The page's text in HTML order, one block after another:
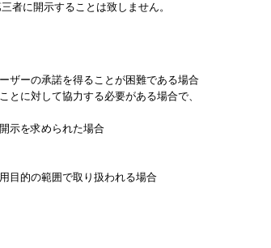
者に開示することは致しません。
ザーの承諾を得ることが困難である場合
とに対して協力する必要がある場合で、
示を求められた場合
目的の範囲で取り扱われる場合